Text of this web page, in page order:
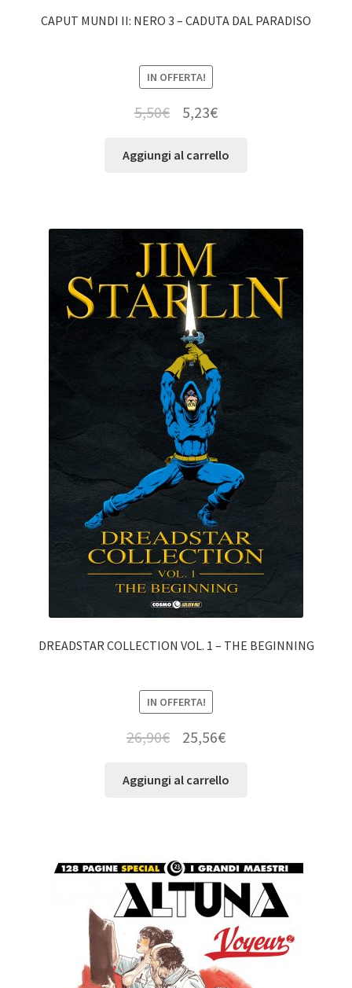
CAPUT MUNDI II: NERO 3 – CADUTA DAL PARADISO
IN OFFERTA!
5,50€ 5,23€
Aggiungi al carrello
DREADSTAR COLLECTION VOL. 1 – THE BEGINNING
IN OFFERTA!
26,90€ 25,56€
Aggiungi al carrello